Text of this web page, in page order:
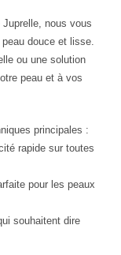
Juprelle, nous vous
douce et lisse.
ou une solution
peau et à vos
principales :
rapide sur toutes
pour les peaux
souhaitent dire